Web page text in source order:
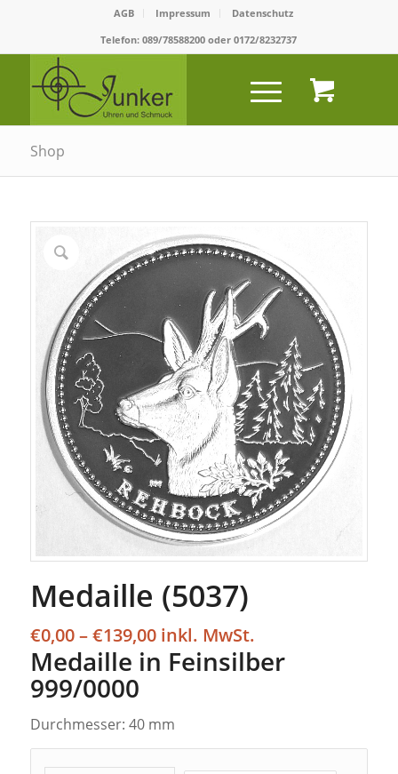
AGB Impressum
Datenschutz
Telefon:089/78588200 oder0172/8232737
Shop
Medaille (5037)
€0,00 –€139,00Preisspanne:
€0,00
bis
Medaille in Feinsilber
999/0000
Durchmesser: 40 mm